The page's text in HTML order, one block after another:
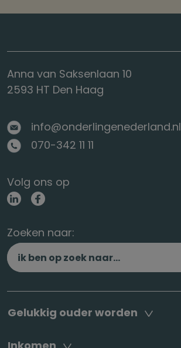
Anna van Saksenlaan 10
2593 HT Den Haag
info@onderlingenederland.nl
070-342 11 11
Volg ons op
Zoeken naar:
Gelukkig ouder worden